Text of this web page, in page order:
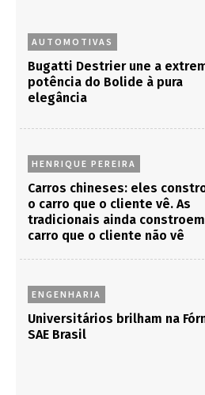
AUTOMOTIVAS
Bugatti Destrier une a
potência do Bolide à pura
elegância
HENRIQUE PEREIRA
Carros chineses: eles
o carro que o cliente vê. As
tradicionais ainda
carro que o cliente não vê
ENGENHARIA
Universitários brilham na
SAE Brasil